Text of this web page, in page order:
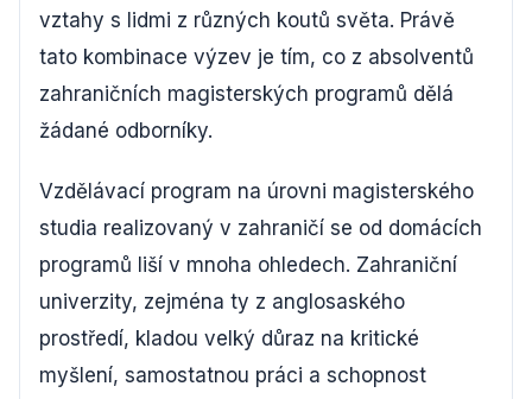
vztahy s lidmi z různých koutů světa. Právě
tato kombinace výzev je tím, co z absolventů
zahraničních magisterských programů dělá
žádané odborníky.
Vzdělávací program na úrovni magisterského
studia realizovaný v zahraničí se od domácích
programů liší v mnoha ohledech. Zahraniční
univerzity, zejména ty z anglosaského
prostředí, kladou velký důraz na kritické
myšlení, samostatnou práci a schopnost